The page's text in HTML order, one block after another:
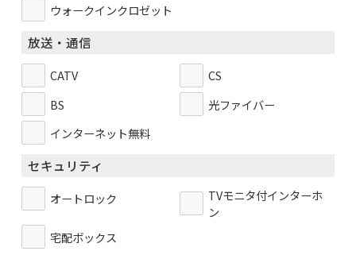
ウォークインクロゼット
放送・通信
CATV
CS
BS
光ファイバー
インターネット無料
セキュリティ
オートロック
TVモニタ付インターホ
ン
宅配ボックス